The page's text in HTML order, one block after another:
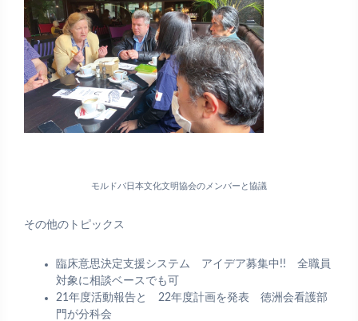
モルドバ日本文化文明協会のメンバーと協議
その他のトピックス
臨床意思決定支援システム アイデア募集中!! 全職員
対象に相談ベースでも可
21年度活動報告と 22年度計画を発表 徳洲会看護部
門が分科会